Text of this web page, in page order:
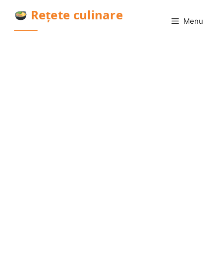
conținut
Rețete culinare Menu